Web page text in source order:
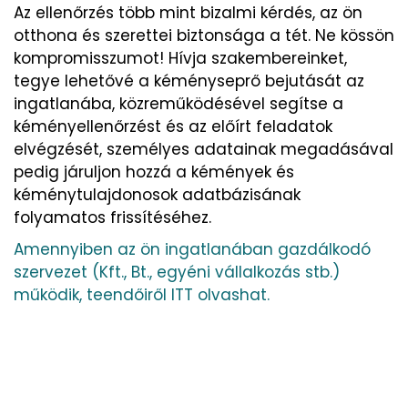
Az ellenőrzés több mint bizalmi kérdés, az ön
otthona és szerettei biztonsága a tét. Ne kössön
kompromisszumot! Hívja szakembereinket,
tegye lehetővé a kéményseprő bejutását az
ingatlanába, közreműködésével segítse a
kéményellenőrzést és az előírt feladatok
elvégzését, személyes adatainak megadásával
pedig járuljon hozzá a kémények és
kéménytulajdonosok adatbázisának
folyamatos frissítéséhez.
Amennyiben az ön ingatlanában gazdálkodó
szervezet (Kft., Bt., egyéni vállalkozás stb.)
működik, teendőiről ITT olvashat.